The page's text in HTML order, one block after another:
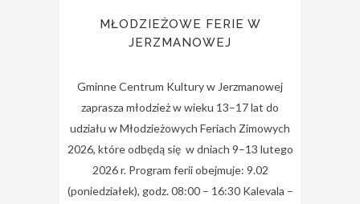
MŁODZIEŻOWE FERIE W
JERZMANOWEJ
Gminne Centrum Kultury w Jerzmanowej
zaprasza młodzież w wieku 13–17 lat do
udziału w Młodzieżowych Feriach Zimowych
2026, które odbędą się w dniach 9–13 lutego
2026 r. Program ferii obejmuje: 9.02
(poniedziałek), godz. 08:00 – 16:30 Kalevala –